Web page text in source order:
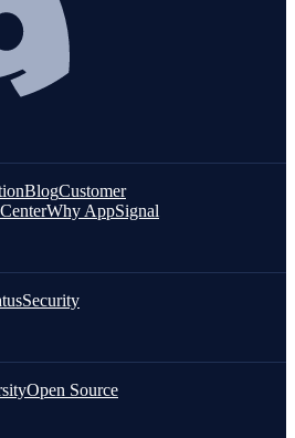
BlogCustomer
Why AppSignal
Security
Open Source